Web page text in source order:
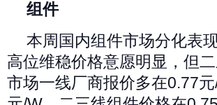
组件
本周国内组件市场分化表
高位维稳价格意愿明显，但
市场一线厂商报价多在0.77